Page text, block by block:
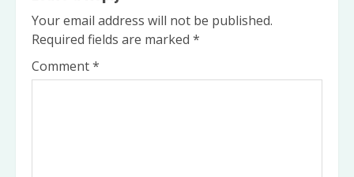
Your email address will not be published.
Required fields are marked *
Comment*